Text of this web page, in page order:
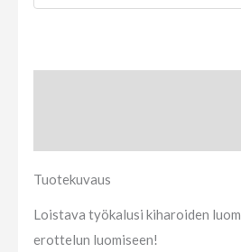
Tuotekuvaus
Loistava työkalusi kiharoiden
erottelun luomiseen!